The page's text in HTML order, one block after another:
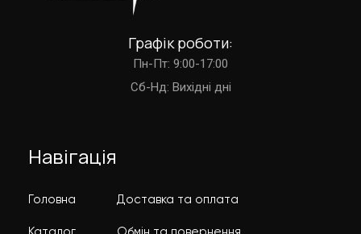
Графік роботи:
Пн-Пт: 9:00-17:00
Cб-Нд: Вихідні дні
Навігація
Головна Доставка та оплата